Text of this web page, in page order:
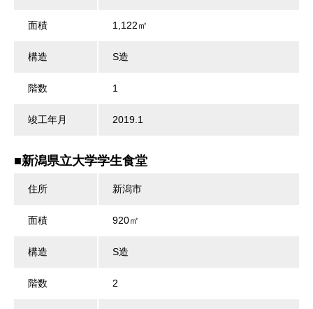
面積 1,122㎡
構造 S造
階数 1
竣工年月 2019.1
■新潟県立大学学生食堂
住所 新潟市
面積 920㎡
構造 S造
階数 2